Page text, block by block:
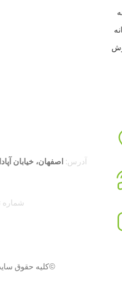
آدرس: اصفهان، خیابان آپادانا
شماره
©کلیه حقوق